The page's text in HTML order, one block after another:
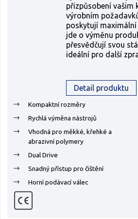
přizpůsobení vašim
výrobním
poskytují
jde o výměnu
přesvědčují svou
ideální pro další
Detail produktu
Kompaktní rozměry
Rychlá výměna nástrojů
Vhodná pro měkké, křehké a
abrazivní polymery
Dual Drive
Snadný přístup pro čištění
Horní podávací válec